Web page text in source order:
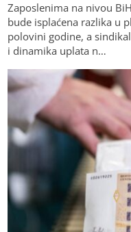
Zaposlenima na nivou
bude isplaćena razlika u
polovini godine, a
i dinamika uplata n…